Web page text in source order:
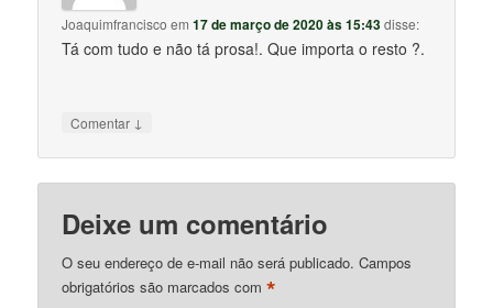
Joaquimfrancisco em17 de março de 2020 às 15:43disse:
Tá com tudo e não tá prosa!. Que importa o resto ?.
Comentar ↓
Deixe um comentário
O seu endereço de e-mail não será publicado. Campos
obrigatórios são marcados com*